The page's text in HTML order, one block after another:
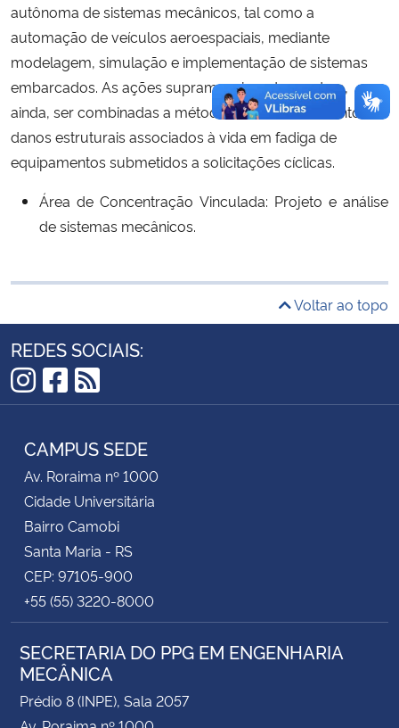
Secretaria de Governo
Gabinete de Segurança Institucional
Advocacia-Geral da União
Banco Central do Brasil
Planalto
autônoma de sistemas mecânicos, tal como a
automação de veículos aeroespaciais, mediante
modelagem, simulação e implementação de sistemas
embarcados. As ações supramencionadas podem,
ainda, ser combinadas a métodos de monitoramento de
danos estruturais associados à vida em fadiga de
equipamentos submetidos a solicitações cíclicas.
Área de Concentração Vinculada: Projeto e análise
de sistemas mecânicos.
Voltar ao topo
REDES SOCIAIS:
Instagram
Facebook
RSS
CAMPUS SEDE
Av. Roraima nº 1000
Cidade Universitária
Bairro Camobi
Santa Maria - RS
CEP: 97105-900
+55 (55) 3220-8000
SECRETARIA DO PPG EM ENGENHARIA
MECÂNICA
Prédio 8 (INPE), Sala 2057